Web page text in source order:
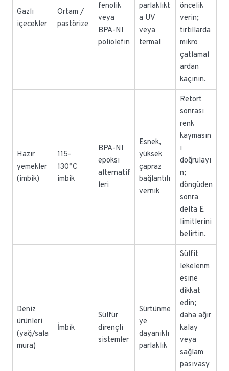
Gazlı
içecekler
Ortam /
pastörize
fenolik
veya
BPA-NI
poliolefin
parlaklıkt
a UV
veya
termal
öncelik
verin;
tırtıllarda
mikro
çatlamal
ardan
kaçının.
Hazır
yemekler
(imbik)
115-
130°C
imbik
BPA-NI
epoksi
alternatif
leri
Esnek,
yüksek
çapraz
bağlantılı
vernik
Retort
sonrası
renk
kaymasın
ı
doğrulayı
n;
döngüden
sonra
delta E
limitlerini
belirtin.
Deniz
ürünleri
(yağ/sala
mura)
İmbik
Sülfür
dirençli
sistemler
Sürtünme
ye
dayanıklı
parlaklık
Sülfit
lekelenm
esine
dikkat
edin;
daha ağır
kalay
veya
sağlam
pasivasy